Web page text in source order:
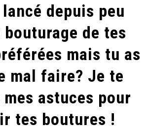
BOUTURES
SES
PLANTES
ET
LES
!
lancé depuis peu
bouturage de tes
mais tu as
mal faire? Je te
astuces pour
tes boutures !